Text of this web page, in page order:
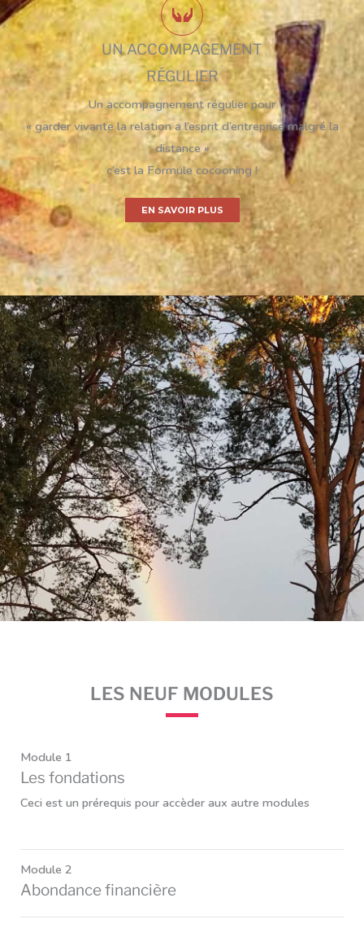
UN ACCOMPAGEMENT
RÉGULIER
Un accompagnement régulier pour
« garder vivante la relation a l’esprit d’entreprise malgré la
distance »
c’est la Formule cocooning !
EN SAVOIR PLUS
LES NEUF MODULES
Module 1
Les fondations
Ceci est un prérequis pour accèder aux autre modules
Module 2
Abondance financière